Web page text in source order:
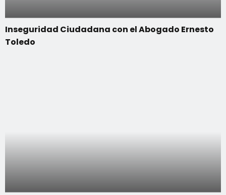
Inseguridad Ciudadana con el Abogado Ernesto
Toledo